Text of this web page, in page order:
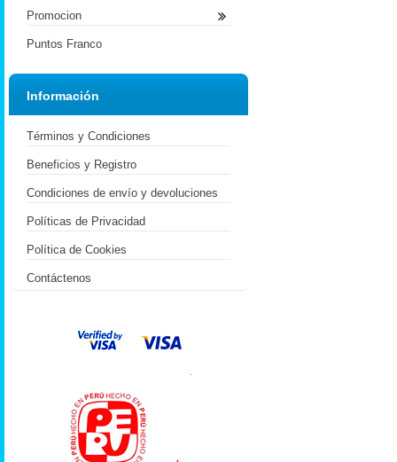
Promocion
Puntos Franco
Información
Términos y Condiciones
Beneficios y Registro
Condiciones de envío y devoluciones
Políticas de Privacidad
Política de Cookies
Contáctenos
.